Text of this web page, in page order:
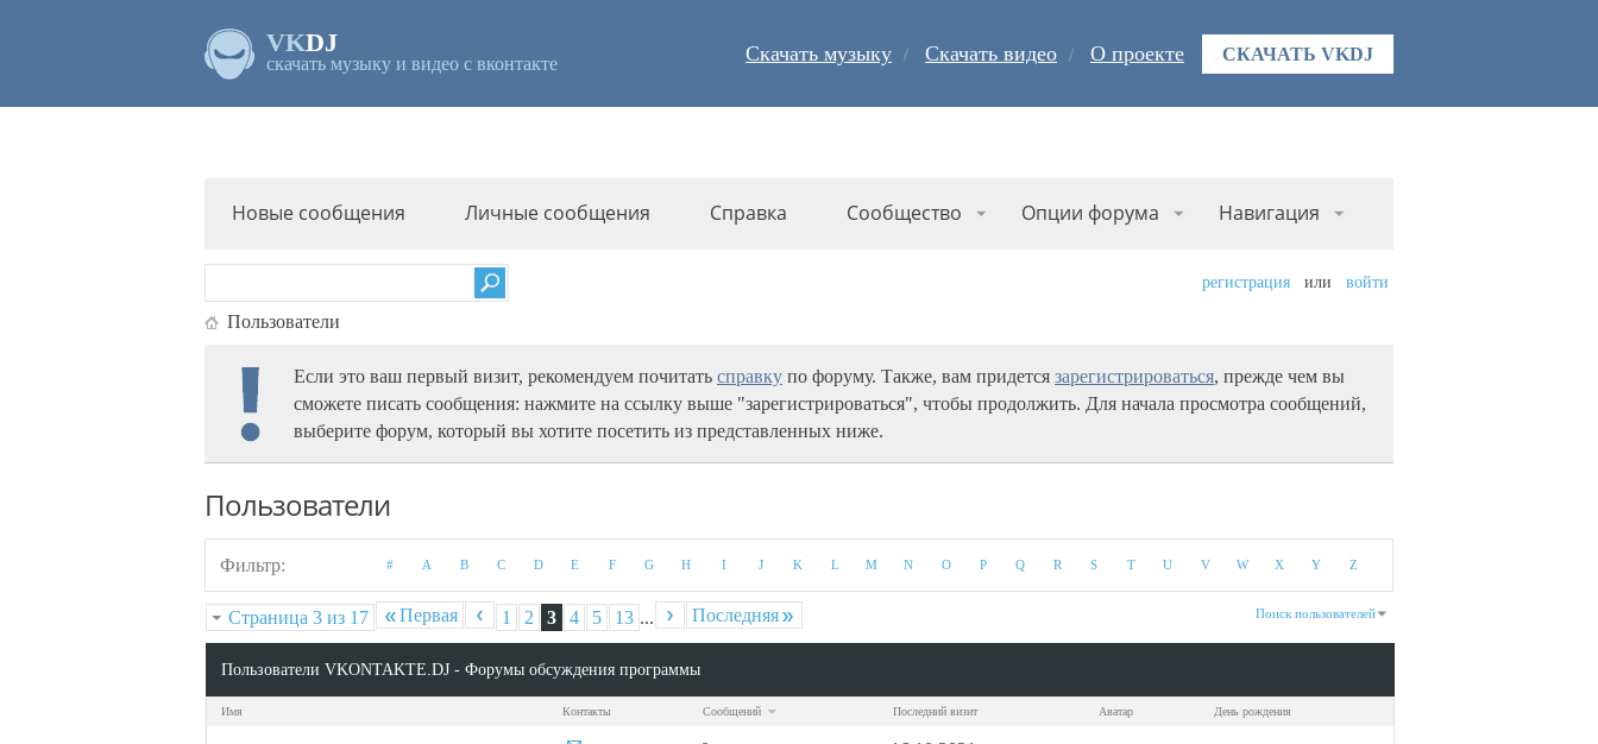
VKDJ
скачать музыку и видео с вконтакте Скачать музыку Скачать видео О проекте СКАЧАТЬ VKDJ
Новые сообщения Личные сообщения Справка Сообщество Опции форума Навигация
регистрация или войти
Пользователи
Если это ваш первый визит, рекомендуем почитать справку по форуму. Также, вам придется зарегистрироваться, прежде чем вы
сможете писать сообщения: нажмите на ссылку выше "зарегистрироваться", чтобы продолжить. Для начала просмотра сообщений,
выберите форум, который вы хотите посетить из представленных ниже.
Пользователи
Фильтр # A B C D E F G H I J K L M N O P Q R S T U V W X Y Z
Страница 3 из 17 Первая 1 2 3 4 5 13 ... Последняя Поиск пользователей
Пользователи VKONTAKTE.DJ - Форумы обсуждения программы
Имя Контакты Сообщений Последний визит Аватар День рождения